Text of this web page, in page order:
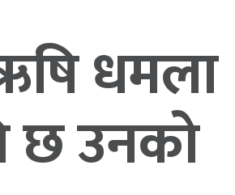
धमला
छ उनको